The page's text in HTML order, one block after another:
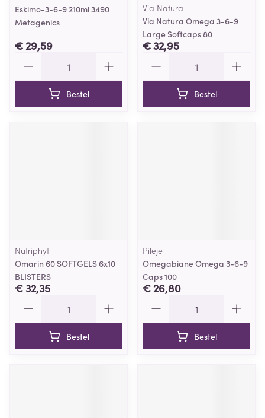
Eskimo-3-6-9 210ml 3490
Metagenics
€ 29,59
Bestel
Via Natura
Via Natura Omega 3-6-9
Large Softcaps 80
€ 32,95
Bestel
Nutriphyt
Omarin 60 SOFTGELS 6x10
BLISTERS
€ 32,35
Bestel
Pileje
Omegabiane Omega 3-6-9
Caps 100
€ 26,80
Bestel